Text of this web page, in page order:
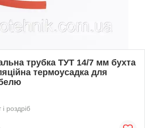
трубка ТУТ 14/7 мм бухта
термоусадка для
роздріб